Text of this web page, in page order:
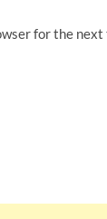
for the